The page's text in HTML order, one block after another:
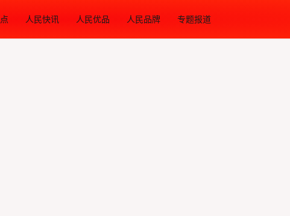
人民快讯 人民优品 人民品牌 专题报道